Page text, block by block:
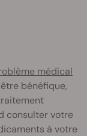
médical
bénéfique,
consulter votre
à votre